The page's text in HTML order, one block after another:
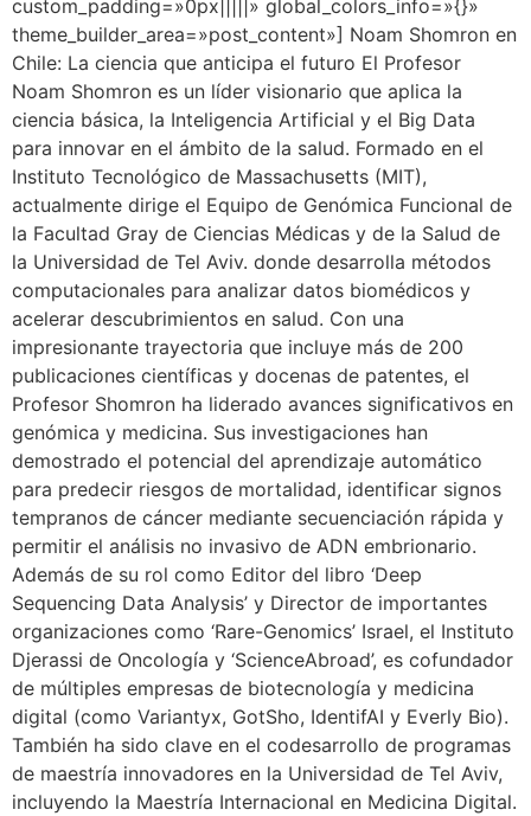
custom_padding=»0px|||||» global_colors_info=»{}»
theme_builder_area=»post_content»] Noam Shomron en
Chile: La ciencia que anticipa el futuro El Profesor
Noam Shomron es un líder visionario que aplica la
ciencia básica, la Inteligencia Artificial y el Big Data
para innovar en el ámbito de la salud. Formado en el
Instituto Tecnológico de Massachusetts (MIT),
actualmente dirige el Equipo de Genómica Funcional de
la Facultad Gray de Ciencias Médicas y de la Salud de
la Universidad de Tel Aviv. donde desarrolla métodos
computacionales para analizar datos biomédicos y
acelerar descubrimientos en salud. Con una
impresionante trayectoria que incluye más de 200
publicaciones científicas y docenas de patentes, el
Profesor Shomron ha liderado avances significativos en
genómica y medicina. Sus investigaciones han
demostrado el potencial del aprendizaje automático
para predecir riesgos de mortalidad, identificar signos
tempranos de cáncer mediante secuenciación rápida y
permitir el análisis no invasivo de ADN embrionario.
Además de su rol como Editor del libro ‘Deep
Sequencing Data Analysis’ y Director de importantes
organizaciones como ‘Rare-Genomics’ Israel, el Instituto
Djerassi de Oncología y ‘ScienceAbroad’, es cofundador
de múltiples empresas de biotecnología y medicina
digital (como Variantyx, GotSho, IdentifAI y Everly Bio).
También ha sido clave en el codesarrollo de programas
de maestría innovadores en la Universidad de Tel Aviv,
incluyendo la Maestría Internacional en Medicina Digital.